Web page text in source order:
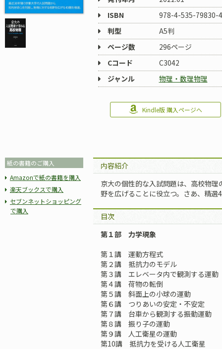
ISBN
978-4-535-79830-4
判型
A5判
ページ数
296ページ
Cコード
C3042
ジャンル
物理・数理物理
Kindle版 購入ページへ
紙の書籍のご購入
Amazonで紙の書籍を購入
楽天ブックスで購入
セブンネットショッピング
で購入
内容紹介
京大の個性的な入試問題は、高校物
野を広げることに役立つ。さあ、精選
目次
第１部 力学現象
第１講 運動方程式
第２講 抵抗力のモデル
第３講 エレベータ内で観測する運動
第４講 荷物の転倒
第５講 斜面上の小球の運動
第６講 つりあいの安定・不安定
第７講 台車から観測する振動運動
第８講 振り子の運動
第９講 人工衛星の運動
第10講 抵抗力を受ける人工衛星